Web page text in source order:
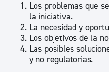
Los problemas que
la iniciativa.
La necesidad y
Los objetivos de la
Las posibles
y no regulatorias.